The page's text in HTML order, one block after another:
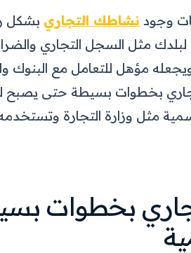
وجود نشاطك التجاري بشكل
مثل السجل التجاري
مؤهل للتعامل مع البنوك
بخطوات بسيطة حتى يصبح
مثل وزارة التجارة
بخطوات